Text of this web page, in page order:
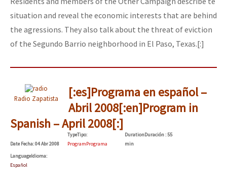
Otras secciones
Semillero Guerra contra la Humanidad. (Las poblaciones y
la naturaleza bajo asedio)
Libros para descargar
Medios Libres
Eventos
Contacto
situation and reveal the economic interests that are behind
the agressions. They also talk about the threat of eviction
of the Segundo Barrio neighborhood in El Paso, Texas.[:]
Radio Zapatista
[:es]Programa en español –
Abril 2008[:en]Program in
Spanish – April 2008[:]
DateFecha: 04 Abr 2008
TypeTipo:
ProgramPrograma
DurationDuración: 55
min
LanguageIdioma:
Español